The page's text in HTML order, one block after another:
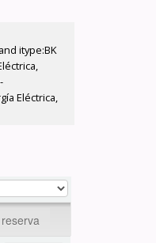
itype:BK
Eléctrica,